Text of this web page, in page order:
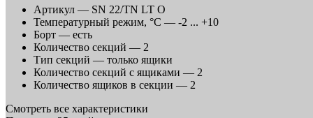
Артикул — SN 22/TN LT O
Температурный режим, °C — -2 ... +10
Борт — есть
Количество секций — 2
Тип секций — только ящики
Количество секций с ящиками — 2
Количество ящиков в секции — 2
Смотреть все характеристики